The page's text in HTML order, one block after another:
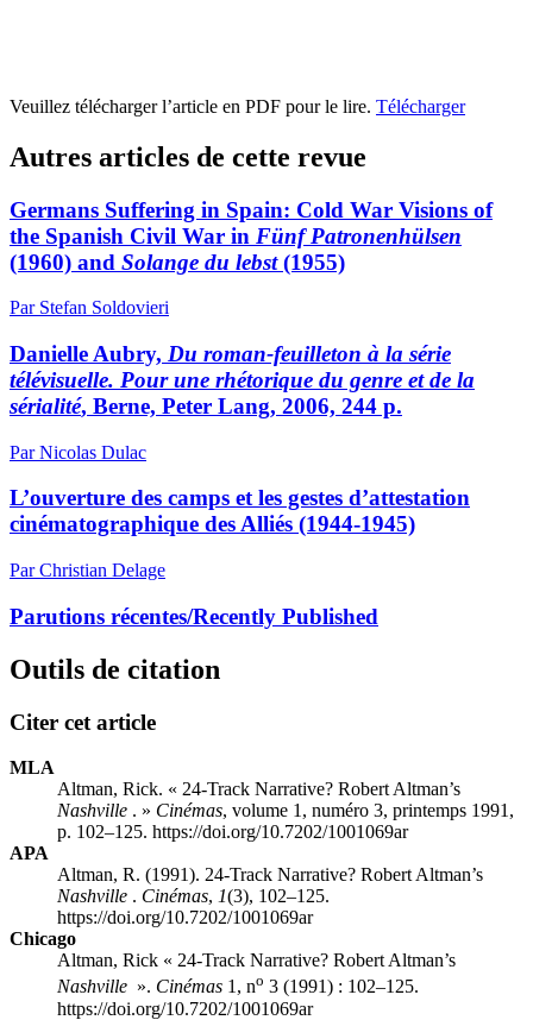
Veuillez télécharger l’article en PDF pour le lire. Télécharger
Autres articles de cette revue
Germans Suffering in Spain: Cold War Visions of
the Spanish Civil War in Fünf Patronenhülsen
(1960) and Solange du lebst(1955)
Par Stefan Soldovieri
Danielle Aubry, Du roman-feuilleton à la série
télévisuelle. Pour une rhétorique du genre et de la
sérialité, Berne, Peter Lang, 2006, 244 p.
Par Nicolas Dulac
L’ouverture des camps et les gestes d’attestation
cinématographique des Alliés (1944-1945)
Par Christian Delage
Parutions récentes/Recently Published
Outils de citation
Citer cet article
MLA
Altman, Rick. « 24-Track Narrative? Robert Altman’s
Nashville . » Cinémas, volume 1, numéro 3, printemps 1991,
p. 102–125. https://doi.org/10.7202/1001069ar
APA
Altman, R. (1991). 24-Track Narrative? Robert Altman’s
Nashville . Cinémas, 1(3), 102–125.
https://doi.org/10.7202/1001069ar
Chicago
Altman, Rick « 24-Track Narrative? Robert Altman’s
Nashville ». Cinémas 1, no 3 (1991) : 102–125.
https://doi.org/10.7202/1001069ar